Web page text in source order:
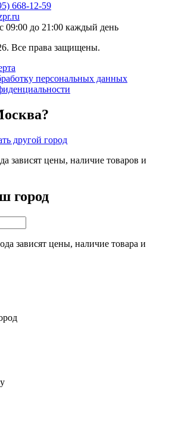
668-12-59
с 09:00 до 21:00 каждый день
Все права защищены.
персональных данных
другой город
зависят цены, наличие товаров и
город
зависят цены, наличие товара и